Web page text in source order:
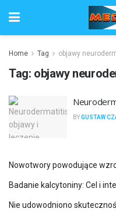
Home Tag objawy
Tag: objawy
BYGUSTAW
Nowotwory powodujące
Badanie kalcytoniny: Cel i
Nie udowodniono